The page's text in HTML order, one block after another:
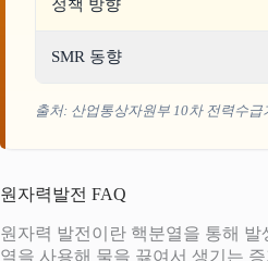
정책 방향
SMR 동향
출처: 산업통상자원부 10차 전력수
원자력발전 FAQ
원자력 발전이란 핵분열을 통해
열을 사용해 물을 끓여서 생기는